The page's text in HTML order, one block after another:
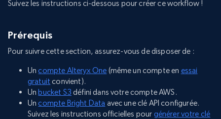
Suivez les instructions ci-dessous pour créer ce workflow !
Prérequis
Pour suivre cette section, assurez-vous de disposer de :
Uncompte Alteryx One (même un compte en essai
gratuit convient).
Unbucket S3 défini dans votre compte AWS.
Uncompte Bright Data avec une clé API configurée.
Suivez les instructions officielles pour générer votre clé